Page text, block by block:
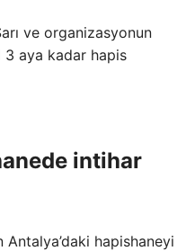
ve organizasyonun
3 aya kadar hapis
intihar
Antalya’daki hapishaneyi